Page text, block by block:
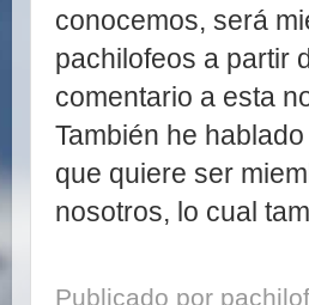
conocemos, será
pachilofeos a partir
comentario a esta
También he
que quiere ser
nosotros, lo cual
Publicado por